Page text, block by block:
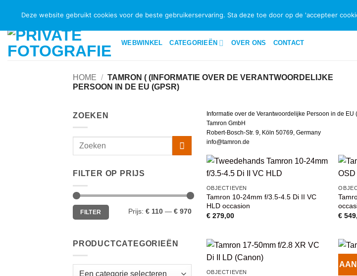
inhoud
WEBWINKEL CATEGORIEËN OVER ONS CONTACT
HOME / TAMRON ( (INFORMATIE OVER DE VERANTWOORDELIJKE
PERSOON IN DE EU (GPSR)
ZOEKEN
FILTER OP PRIJS
Min.
prijs
Max.
prijsFILTER Prijs: € 110 — € 970
PRODUCTCATEGORIEËN
Informatie over de Verantwoordelijke Persoon in de EU
Tamron GmbH
Robert-Bosch-Str. 9, Köln 50769, Germany
info@tamron.de
WENSENLIJST
OBJECTIEVEN
Tamron 10-24mm f/3.5-4.5 Di II VC
HLD occasion
€279,00
€
OBJECTIEVEN
Deze website gebruikt cookies voor de beste gebruikerservaring. Sta deze toe door op de 'accepteer